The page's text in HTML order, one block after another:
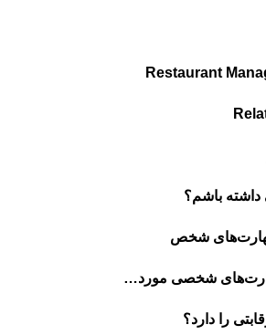
باشم؟
مهارت‌های شخص
شخصی مورد…
را دارد؟